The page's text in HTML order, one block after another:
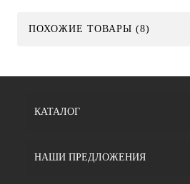
ПОХОЖИЕ ТОВАРЫ (8)
КАТАЛОГ
НАШИ ПРЕДЛОЖЕНИЯ